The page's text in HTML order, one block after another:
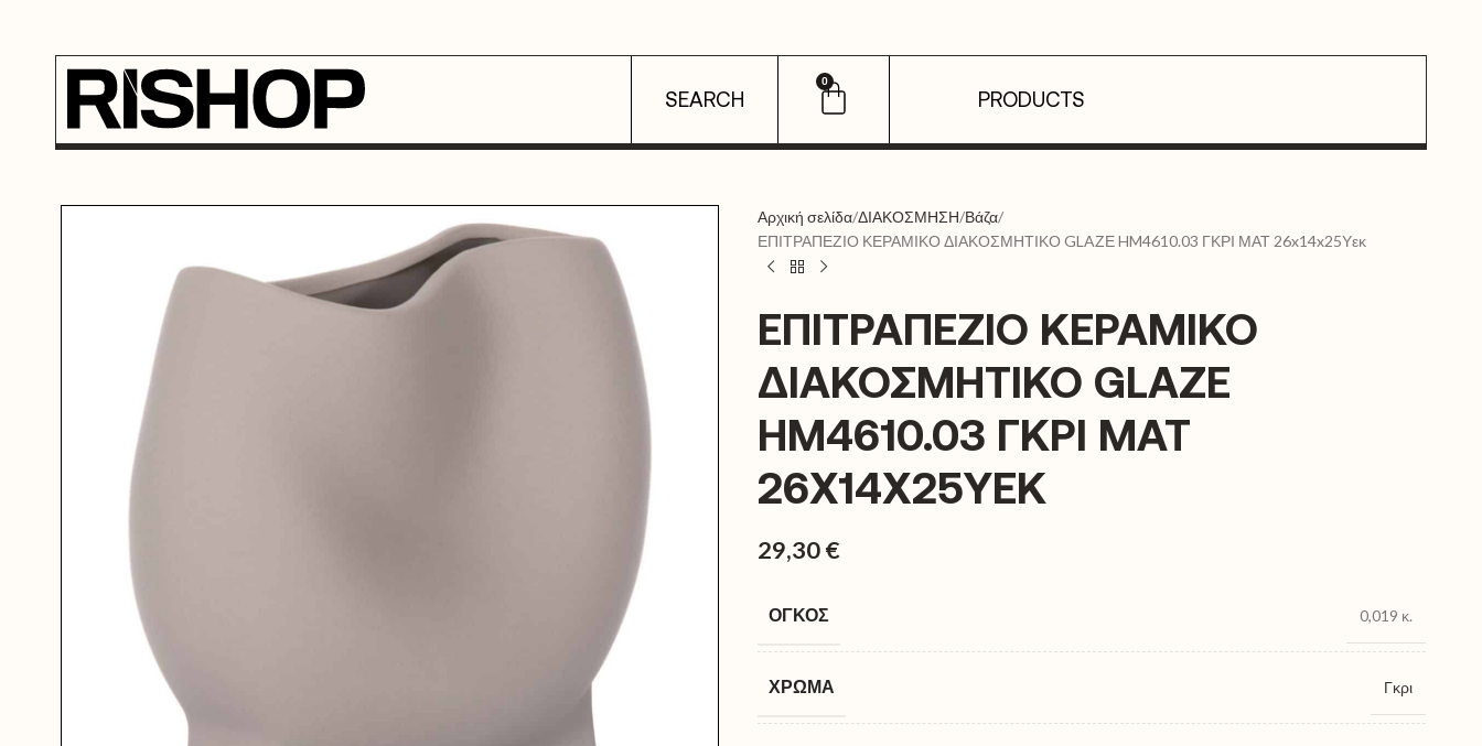
SEARCH
0
PRODUCTS
Αρχική σελίδα ΔΙΑΚΟΣΜΗΣΗ Βάζα
ΕΠΙΤΡΑΠΕΖΙΟ ΚΕΡΑΜΙΚΟ ΔΙΑΚΟΣΜΗΤΙΚΟ GLAΖΕ HM4610.03 ΓΚΡΙ ΜΑΤ 26x14x25Υεκ
ΕΠΙΤΡΑΠΕΖΙΟ ΚΕΡΑΜΙΚΟ
ΔΙΑΚΟΣΜΗΤΙΚΟ GLAΖΕ
HM4610.03 ΓΚΡΙ ΜΑΤ
26X14X25ΥΕΚ
29,30€
ΌΓΚΟΣ 0,019 κ.
ΧΡΏΜΑ Γκρι